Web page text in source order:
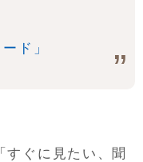
ド」
すぐに見たい、聞